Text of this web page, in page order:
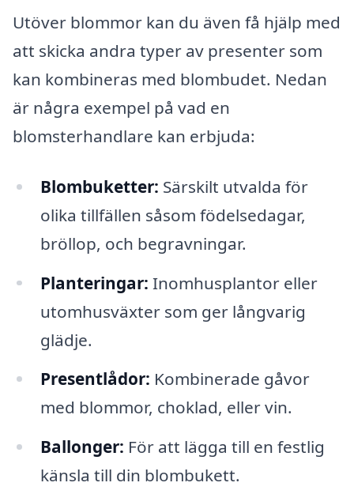
Utöver blommor kan du även få hjälp med
att skicka andra typer av presenter som
kan kombineras med blombudet. Nedan
är några exempel på vad en
blomsterhandlare kan erbjuda:
Blombuketter: Särskilt utvalda för
olika tillfällen såsom födelsedagar,
bröllop, och begravningar.
Planteringar: Inomhusplantor eller
utomhusväxter som ger långvarig
glädje.
Presentlådor: Kombinerade gåvor
med blommor, choklad, eller vin.
Ballonger: För att lägga till en festlig
känsla till din blombukett.